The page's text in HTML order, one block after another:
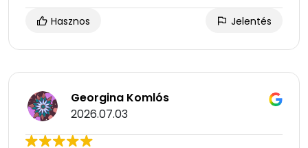
Hasznos Jelentés
Georgina Komlós
2026.07.03